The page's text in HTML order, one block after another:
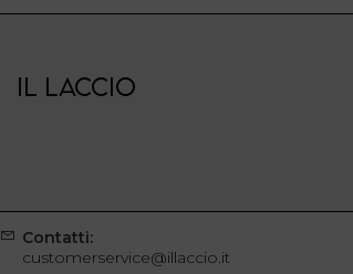
IL LACCIO
Contatti:
customerservice@illaccio.it